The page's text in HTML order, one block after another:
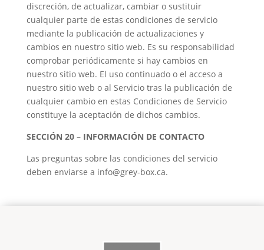
discreción, de actualizar, cambiar o sustituir
cualquier parte de estas condiciones de servicio
mediante la publicación de actualizaciones y
cambios en nuestro sitio web. Es su responsabilidad
comprobar periódicamente si hay cambios en
nuestro sitio web. El uso continuado o el acceso a
nuestro sitio web o al Servicio tras la publicación de
cualquier cambio en estas Condiciones de Servicio
constituye la aceptación de dichos cambios.
SECCIÓN 20 – INFORMACIÓN DE CONTACTO
Las preguntas sobre las condiciones del servicio
deben enviarse a info@grey-box.ca.